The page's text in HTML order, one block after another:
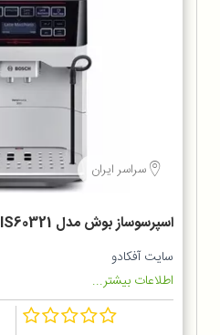
سراسر ایران
اسپرسوساز بوش مدل TIS60321
سایت آفکادو
اطلاعات بیشتر...